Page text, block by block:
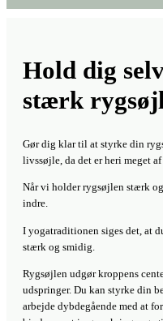
Hold dig
stærk
Gør dig klar til at styrke din
livssøjle, da det er heri meget
Når vi holder rygsøjlen stærk
indre.
I yogatraditionen siges det, at
stærk og smidig.
Rygsøjlen udgør kroppens
udspringer. Du kan styrke din
arbejde dybdegående med at